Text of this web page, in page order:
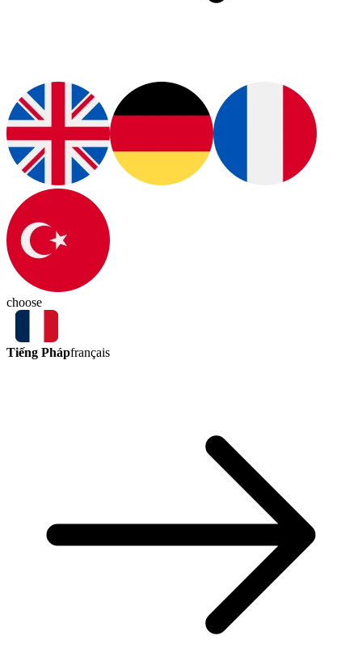
choose
Tiếng Phápfrançais